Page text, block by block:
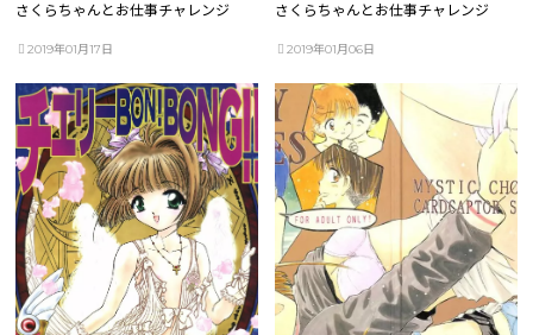
さくらちゃんとお仕事チャレンジ
2019年01月17日
さくらちゃんとお仕事チャレンジ
2019年01月06日